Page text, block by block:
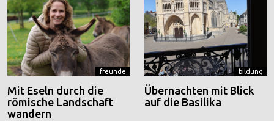
freunde
Mit Eseln durch die
römische Landschaft
wandern
bildung
Übernachten mit Blick
auf die Basilika